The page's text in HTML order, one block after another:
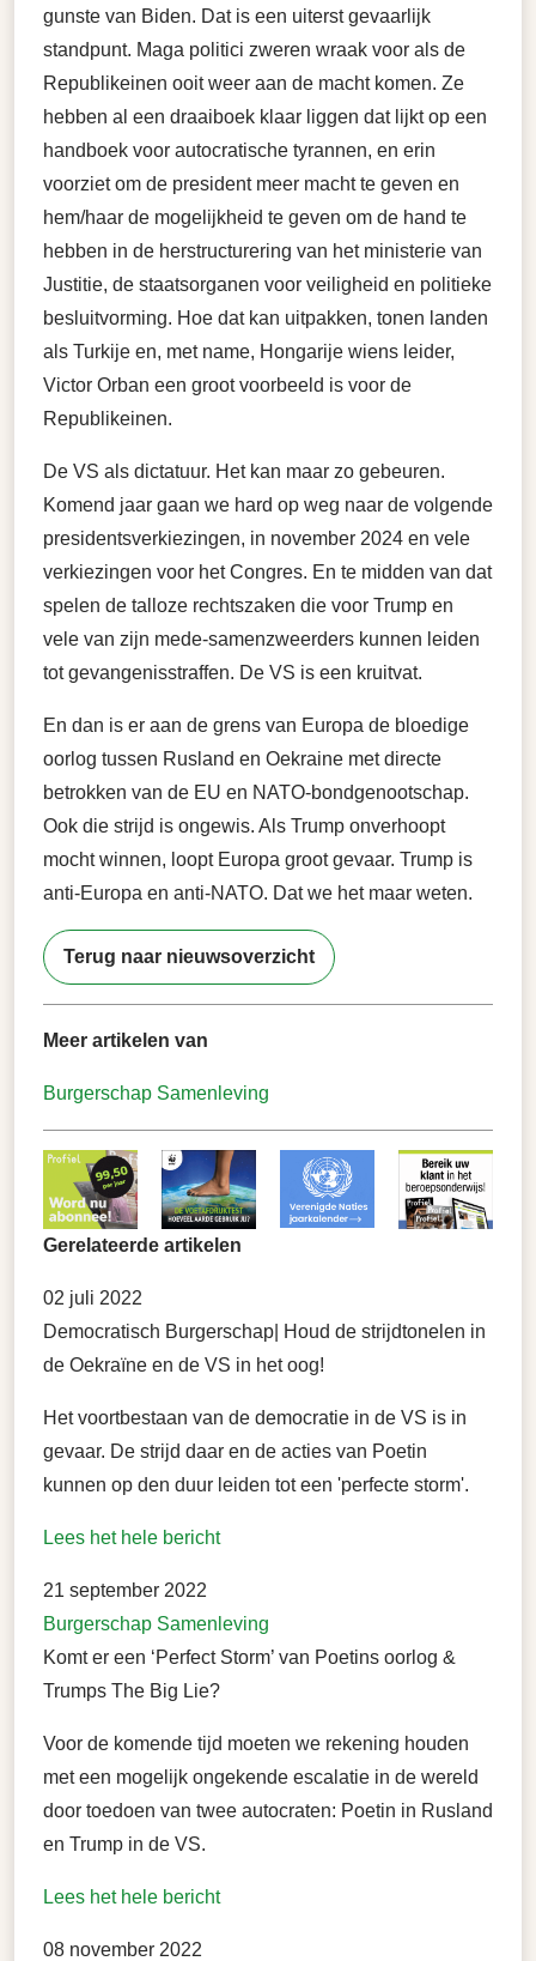
gunste van Biden. Dat is een uiterst gevaarlijk
standpunt. Maga politici zweren wraak voor als de
Republikeinen ooit weer aan de macht komen. Ze
hebben al een draaiboek klaar liggen dat lijkt op een
handboek voor autocratische tyrannen, en erin
voorziet om de president meer macht te geven en
hem/haar de mogelijkheid te geven om de hand te
hebben in de herstructurering van het ministerie van
Justitie, de staatsorganen voor veiligheid en politieke
besluitvorming. Hoe dat kan uitpakken, tonen landen
als Turkije en, met name, Hongarije wiens leider,
Victor Orban een groot voorbeeld is voor de
Republikeinen.
De VS als dictatuur. Het kan maar zo gebeuren.
Komend jaar gaan we hard op weg naar de volgende
presidentsverkiezingen, in november 2024 en vele
verkiezingen voor het Congres. En te midden van dat
spelen de talloze rechtszaken die voor Trump en
vele van zijn mede-samenzweerders kunnen leiden
tot gevangenisstraffen. De VS is een kruitvat.
En dan is er aan de grens van Europa de bloedige
oorlog tussen Rusland en Oekraine met directe
betrokken van de EU en NATO-bondgenootschap.
Ook die strijd is ongewis. Als Trump onverhoopt
mocht winnen, loopt Europa groot gevaar. Trump is
anti-Europa en anti-NATO. Dat we het maar weten.
Terug naar nieuwsoverzicht
Meer artikelen van
Burgerschap Samenleving
Gerelateerde artikelen
02 juli 2022
Democratisch Burgerschap| Houd de strijdtonelen in
de Oekraïne en de VS in het oog!
Het voortbestaan van de democratie in de VS is in
gevaar. De strijd daar en de acties van Poetin
kunnen op den duur leiden tot een 'perfecte storm'.
Lees het hele bericht
21 september 2022
Burgerschap Samenleving
Komt er een ‘Perfect Storm’ van Poetins oorlog &
Trumps The Big Lie?
Voor de komende tijd moeten we rekening houden
met een mogelijk ongekende escalatie in de wereld
door toedoen van twee autocraten: Poetin in Rusland
en Trump in de VS.
Lees het hele bericht
08 november 2022